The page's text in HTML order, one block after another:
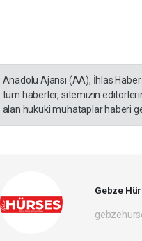
Anadolu Ajansı (AA), İhlas
tüm haberler, sitemizin
alan hukuki muhataplar haberi
Gebze